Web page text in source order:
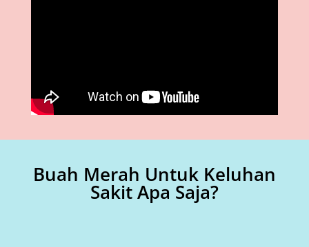
Buah Merah Untuk Keluhan
Sakit Apa Saja?